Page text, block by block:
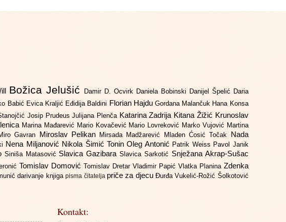
Božica Jelušić Damir D. Ocvirk Daniela Bobinski Danijel Špelić Daria
Babić Evica Kraljić Eđidija Baldini Florian Hajdu Gordana Malančuk Hana Konsa
Josip PrudeusJulijana Plenča Katarina Zadrija Kitana Žižić Krunoslav
Marina Mađarević Mario Kovačević Mario Lovreković Marko Vujović Martina
Gavran Miroslav Pelikan Mirsada Madžarević Mladen Ćosić Točak Nada
Nena Miljanović Nikola Šimić ToninOleg Antonić Patrik Weiss Pavol Janik
Siniša Matasović Slavica GazibaraSlavica Sarkotić Snježana Akrap-Sušac
Tomislav DomovićTomislav Dretar Vladimir Papić Vlatka Planina Zdenka
darivanje knjigapisma čitatelja priče za djecu Đurđa Vukelić-Rožić Šolkotović
Kontakt: